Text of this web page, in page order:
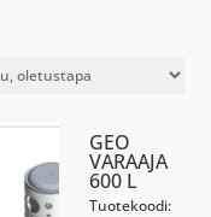
GEO
VARAAJA
600 L
Tuotekoodi: